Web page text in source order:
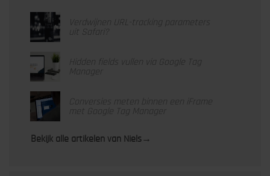
Verdwijnen URL-tracking parameters
uit Safari?
Hidden fields vullen via Google Tag
Manager
Conversies meten binnen een iFrame
met Google Tag Manager
Bekijk alle artikelen van Niels→